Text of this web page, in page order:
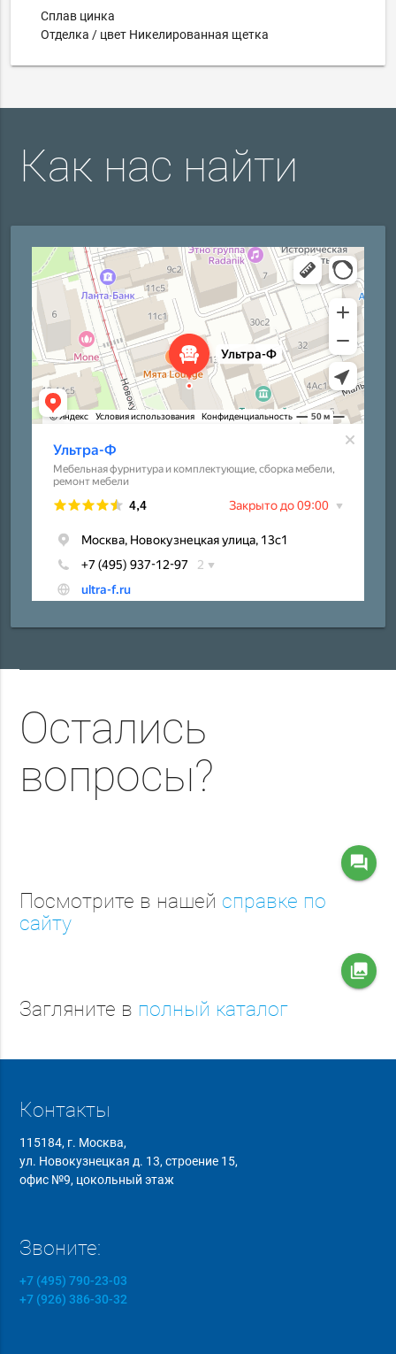
Сплав цинка
Отделка / цвет Никелированная щетка
Как нас найти
Остались
вопросы?
question_answer
Посмотрите в нашей справке по
сайту
collections
Загляните в полный каталог
Контакты
115184, г. Москва,
ул. Новокузнецкая д. 13, строение 15,
офис №9, цокольный этаж
Звоните:
+7 (495) 790-23-03
+7 (926) 386-30-32